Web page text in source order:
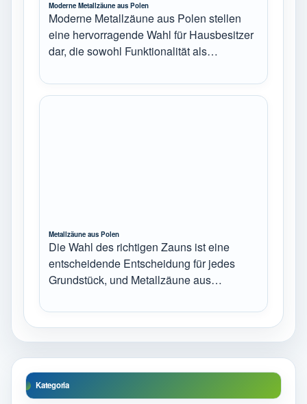
Moderne Metallzäune aus Polen
Moderne Metallzäune aus Polen stellen
eine hervorragende Wahl für Hausbesitzer
dar, die sowohl Funktionalität als…
Metallzäune aus Polen
Die Wahl des richtigen Zauns ist eine
entscheidende Entscheidung für jedes
Grundstück, und Metallzäune aus…
Kategoria